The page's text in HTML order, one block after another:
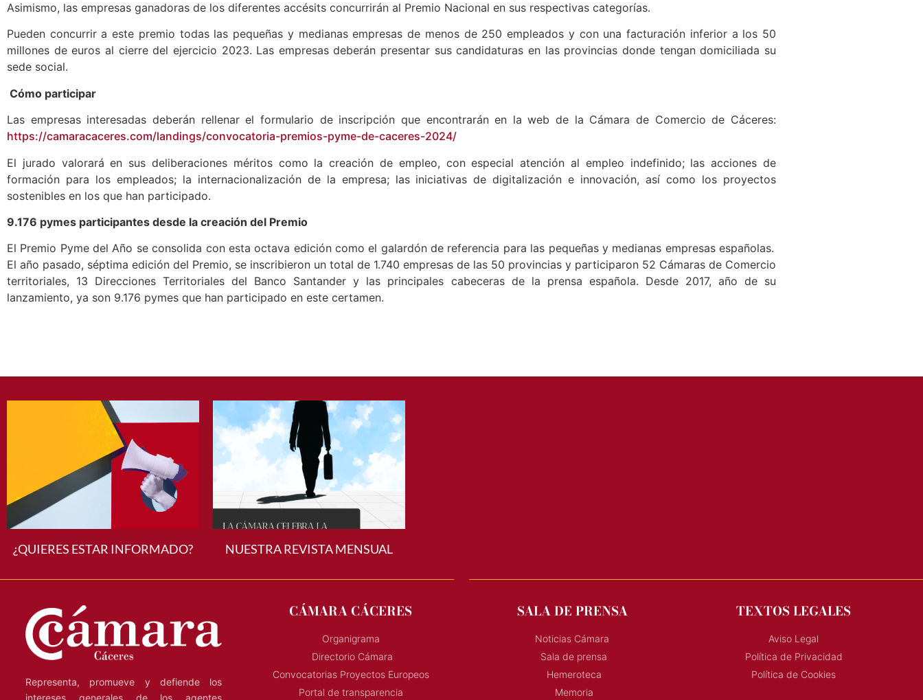
Asimismo, las empresas ganadoras de los diferentes accésits concurrirán al Premio Nacional en sus respectivas categorías.
Pueden concurrir a este premio todas las pequeñas y medianas empresas de menos de 250 empleados y con una facturación inferior a los 50
millones de euros al cierre del ejercicio 2023. Las empresas deberán presentar sus candidaturas en las provincias donde tengan domiciliada su
sede social.
Cómo participar
Las empresas interesadas deberán rellenar el formulario de inscripción que encontrarán en la web de la Cámara de Comercio de Cáceres:
https://camaracaceres.com/landings/convocatoria-premios-pyme-de-caceres-2024/
El jurado valorará en sus deliberaciones méritos como la creación de empleo, con especial atención al empleo indefinido; las acciones de
formación para los empleados; la internacionalización de la empresa; las iniciativas de digitalización e innovación, así como los proyectos
sostenibles en los que han participado.
9.176 pymes participantes desde la creación del Premio
El Premio Pyme del Año se consolida con esta octava edición como el galardón de referencia para las pequeñas y medianas empresas españolas.
El año pasado, séptima edición del Premio, se inscribieron un total de 1.740 empresas de las 50 provincias y participaron 52 Cámaras de Comercio
territoriales, 13 Direcciones Territoriales del Banco Santander y las principales cabeceras de la prensa española. Desde 2017, año de su
lanzamiento, ya son 9.176 pymes que han participado en este certamen.
¿QUIERES ESTAR INFORMADO? NUESTRA REVISTA MENSUAL
Representa, promueve y defiende los
intereses generales de los agentes
CÁMARA CÁCERES
Organigrama
Directorio Cámara
Convocatorias Proyectos Europeos
Portal de transparencia
SALA DE PRENSA
Noticias Cámara
Sala de prensa
Hemeroteca
Memoria
TEXTOS LEGALES
Aviso Legal
Política de Privacidad
Política de Cookies